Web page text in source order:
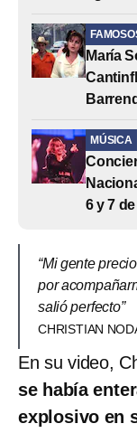
María
MÚSICA
6 y 7
“Mi gente
por
salió perfecto”
CHRISTIAN
En su video,
se había
explosivo en